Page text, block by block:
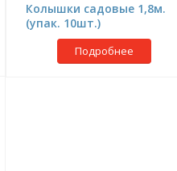
Колышки садовые 1,8м.
(упак. 10шт.)
Подробнее